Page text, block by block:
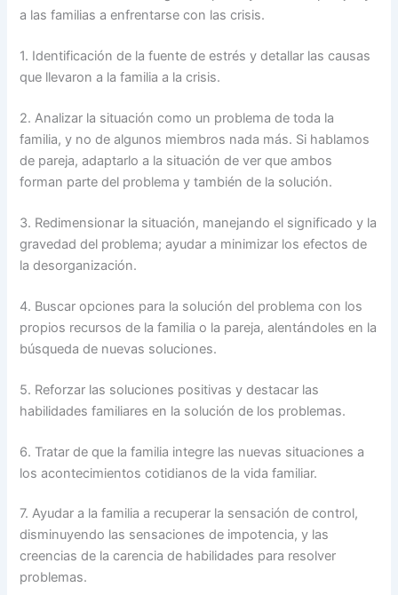
a las familias a enfrentarse con las crisis.
1. Identificación de la fuente de estrés y detallar las causas
que llevaron a la familia a la crisis.
2. Analizar la situación como un problema de toda la
familia, y no de algunos miembros nada más. Si hablamos
de pareja, adaptarlo a la situación de ver que ambos
forman parte del problema y también de la solución.
3. Redimensionar la situación, manejando el significado y la
gravedad del problema; ayudar a minimizar los efectos de
la desorganización.
4. Buscar opciones para la solución del problema con los
propios recursos de la familia o la pareja, alentándoles en la
búsqueda de nuevas soluciones.
5. Reforzar las soluciones positivas y destacar las
habilidades familiares en la solución de los problemas.
6. Tratar de que la familia integre las nuevas situaciones a
los acontecimientos cotidianos de la vida familiar.
7. Ayudar a la familia a recuperar la sensación de control,
disminuyendo las sensaciones de impotencia, y las
creencias de la carencia de habilidades para resolver
problemas.